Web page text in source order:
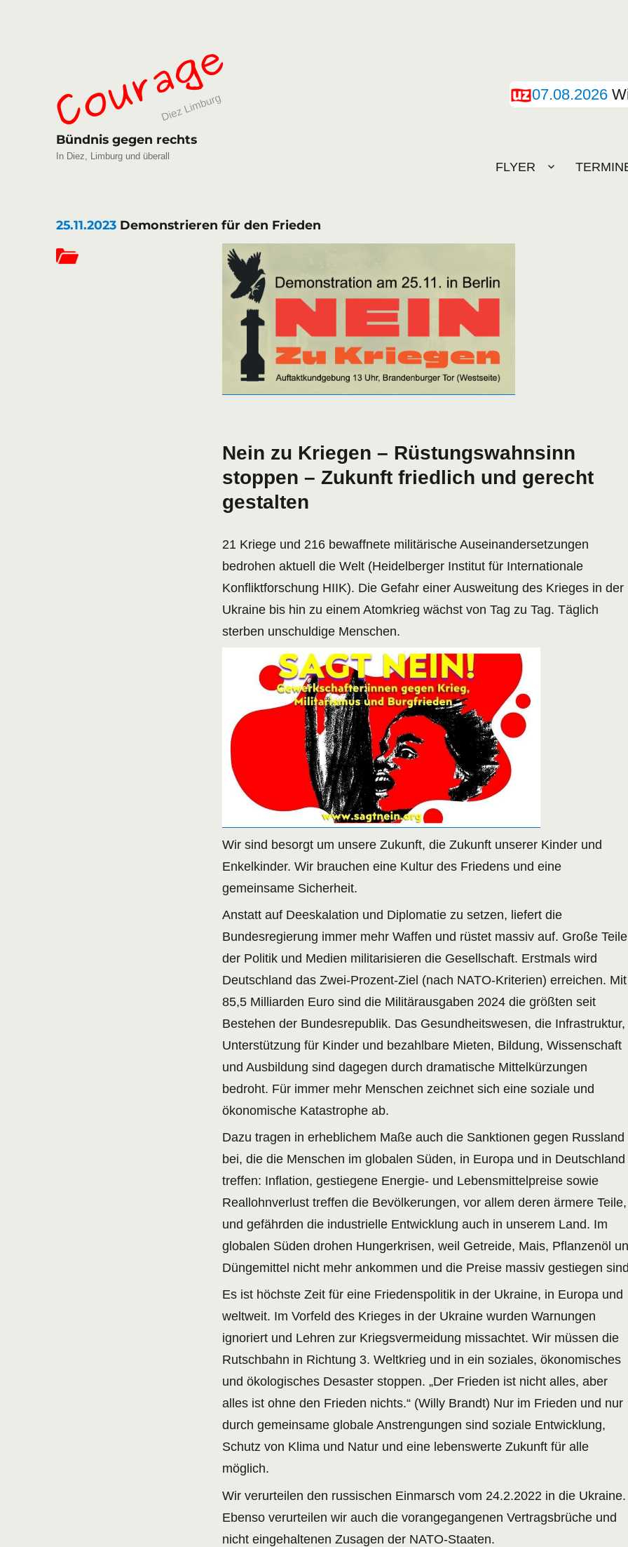
Bündnis gegen rechts
In Diez, Limburg und überall
07.08.2026
FLYER
25.11.2023 Demonstrieren für den Frieden
Nein zu Kriegen – Rüstungswahnsinn
stoppen – Zukunft friedlich und gerecht
gestalten
21 Kriege und 216 bewaffnete militärische Auseinandersetzungen
bedrohen aktuell die Welt (Heidelberger Institut für Internationale
Konfliktforschung HIIK). Die Gefahr einer Ausweitung des Krieges in der
Ukraine bis hin zu einem Atomkrieg wächst von Tag zu Tag. Täglich
sterben unschuldige Menschen.
Wir sind besorgt um unsere Zukunft, die Zukunft unserer Kinder und
Enkelkinder. Wir brauchen eine Kultur des Friedens und eine
gemeinsame Sicherheit.
Anstatt auf Deeskalation und Diplomatie zu setzen, liefert die
Bundesregierung immer mehr Waffen und rüstet massiv auf. Große Teile
der Politik und Medien militarisieren die Gesellschaft. Erstmals wird
Deutschland das Zwei-Prozent-Ziel (nach NATO-Kriterien) erreichen. Mit
85,5 Milliarden Euro sind die Militärausgaben 2024 die größten seit
Bestehen der Bundesrepublik. Das Gesundheitswesen, die Infrastruktur,
Unterstützung für Kinder und bezahlbare Mieten, Bildung, Wissenschaft
und Ausbildung sind dagegen durch dramatische Mittelkürzungen
bedroht. Für immer mehr Menschen zeichnet sich eine soziale und
ökonomische Katastrophe ab.
Dazu tragen in erheblichem Maße auch die Sanktionen gegen Russland
bei, die die Menschen im globalen Süden, in Europa und in Deutschland
treffen: Inflation, gestiegene Energie- und Lebensmittelpreise sowie
Reallohnverlust treffen die Bevölkerungen, vor allem deren ärmere Teile,
und gefährden die industrielle Entwicklung auch in unserem Land. Im
globalen Süden drohen Hungerkrisen, weil Getreide, Mais, Pflanzenöl
Düngemittel nicht mehr ankommen und die Preise massiv gestiegen
Es ist höchste Zeit für eine Friedenspolitik in der Ukraine, in Europa und
weltweit. Im Vorfeld des Krieges in der Ukraine wurden Warnungen
ignoriert und Lehren zur Kriegsvermeidung missachtet. Wir müssen die
Rutschbahn in Richtung 3. Weltkrieg und in ein soziales, ökonomisches
und ökologisches Desaster stoppen. „Der Frieden ist nicht alles, aber
alles ist ohne den Frieden nichts.“ (Willy Brandt) Nur im Frieden und nur
durch gemeinsame globale Anstrengungen sind soziale Entwicklung,
Schutz von Klima und Natur und eine lebenswerte Zukunft für alle
möglich.
Wir verurteilen den russischen Einmarsch vom 24.2.2022 in die Ukraine.
Ebenso verurteilen wir auch die vorangegangenen Vertragsbrüche und
nicht eingehaltenen Zusagen der NATO-Staaten.